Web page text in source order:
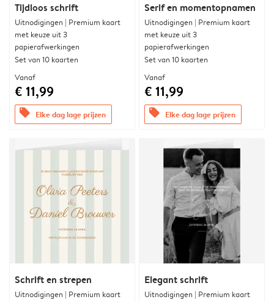
Tijdloos schrift
Uitnodigingen | Premium kaart
met keuze uit 3
papierafwerkingen
Set van 10 kaarten
Vanaf
€ 11,99
offers Elke dag lage prijzen
Serif en momentopnamen
Uitnodigingen | Premium kaart
met keuze uit 3
papierafwerkingen
Set van 10 kaarten
Vanaf
€ 11,99
offers Elke dag lage prijzen
Schrift en strepen
Uitnodigingen | Premium kaart
Elegant schrift
Uitnodigingen | Premium kaart